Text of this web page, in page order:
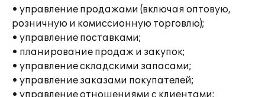
• управление продажами (включая оптовую,
розничную и комиссионную торговлю);
• управление поставками;
• планирование продаж и закупок;
• управление складскими запасами;
• управление заказами покупателей;
• управление отношениями с клиентами;